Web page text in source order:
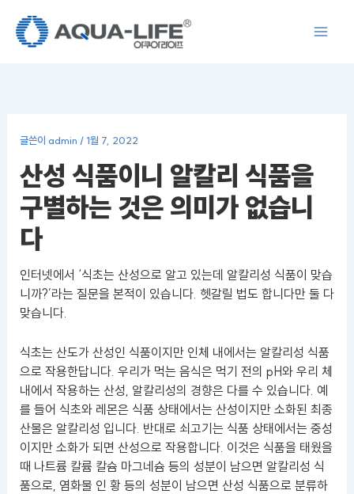
글쓴이 admin /1월 7, 2022
산성 식품이니 알칼리 식품을
구별하는 것은 의미가 없습니
다
인터넷에서 ‘식초는 산성으로 알고 있는데 알칼리성 식품이 맞습
니까?’라는 질문을 본적이 있습니다. 헷갈릴 법도 합니다만 둘 다
맞습니다.
식초는 산도가 산성인 식품이지만 인체 내에서는 알칼리성 식품
으로 작용한답니다. 우리가 먹는 음식은 먹기 전의 pH와 우리 체
내에서 작용하는 산성, 알칼리성의 경향은 다를 수 있습니다. 예
를 들어 식초와 레몬은 식품 상태에서는 산성이지만 소화된 최종
산물은 알칼리성 입니다. 반대로 쇠고기는 식품 상태에서는 중성
이지만 소화가 되면 산성으로 작용합니다. 이것은 식품을 태웠을
때 나트륨 칼륨 칼슘 마그네슘 등의 성분이 남으면 알칼리성 식
품으로, 염화물 인 황 등의 성분이 남으면 산성 식품으로 분류하